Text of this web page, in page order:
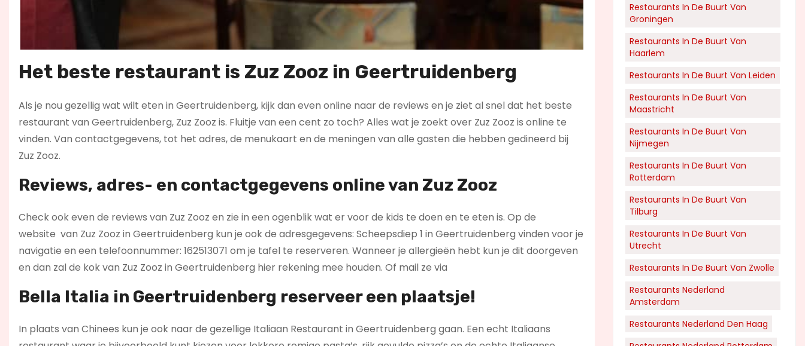
Het beste restaurant is Zuz Zooz in Geertruidenberg
Als je nou gezellig wat wilt eten in Geertruidenberg, kijk dan even online naar de reviews en je ziet al snel dat het beste
restaurant van Geertruidenberg, Zuz Zooz is. Fluitje van een cent zo toch? Alles wat je zoekt over Zuz Zooz is online te
vinden. Van contactgegevens, tot het adres, de menukaart en de meningen van alle gasten die hebben gedineerd bij
Zuz Zooz.
Reviews, adres- en contactgegevens online van Zuz Zooz
Check ook even de reviews van Zuz Zooz en zie in een ogenblik wat er voor de kids te doen en te eten is. Op de
website van Zuz Zooz in Geertruidenberg kun je ook de adresgegevens: Scheepsdiep 1 in Geertruidenberg vinden voor je
navigatie en een telefoonnummer: 162513071 om je tafel te reserveren. Wanneer je allergieën hebt kun je dit doorgeven
en dan zal de kok van Zuz Zooz in Geertruidenberg hier rekening mee houden. Of mail ze via
Bella Italia in Geertruidenberg reserveer een plaatsje!
In plaats van Chinees kun je ook naar de gezellige Italiaan Restaurant in Geertruidenberg gaan. Een echt Italiaans
Restaurants In De Buurt Van
Groningen
Restaurants In De Buurt Van
Haarlem
Restaurants In De Buurt Van Leiden
Restaurants In De Buurt Van
Maastricht
Restaurants In De Buurt Van
Nijmegen
Restaurants In De Buurt Van
Rotterdam
Restaurants In De Buurt Van
Tilburg
Restaurants In De Buurt Van
Utrecht
Restaurants In De Buurt Van Zwolle
Restaurants Nederland
Amsterdam
Restaurants Nederland Den Haag